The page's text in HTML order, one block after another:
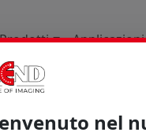
Prodotti Applicazioni
nel